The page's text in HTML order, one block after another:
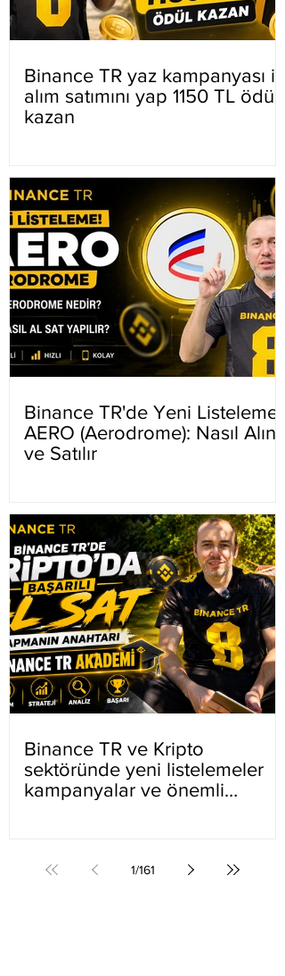
Binance TR yaz kampanyası ilk
alım satımını yap 1150 TL ödül
kazan
Binance TR'de Yeni Listeleme
AERO (Aerodrome): Nasıl Alınır
ve Satılır
Binance TR ve Kripto
sektöründe yeni listelemeler
kampanyalar ve önemli
1/161